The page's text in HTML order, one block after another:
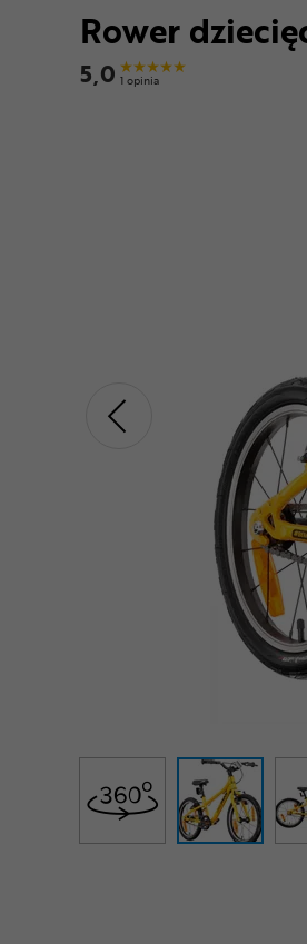
Mapa strony
Rower
5,0 1 opinia